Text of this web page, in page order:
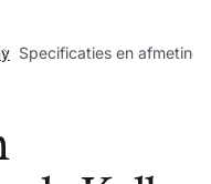
Specificaties en